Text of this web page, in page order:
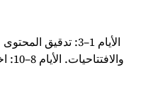
والافتتاحيات. الأيام 8–10: اختبار أوقات النشر، وقياس الاحتفاظ والمشاركة. الأيام 11–14: تعزيز مدروس وفق أهدافك بين